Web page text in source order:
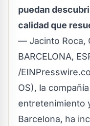
puedan
calidad que
— Jacinto Roca,
BARCELONA,
/
OS), la
entretenimiento
Barcelona, ha